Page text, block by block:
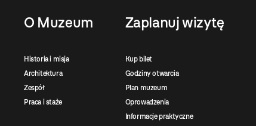
O Muzeum
Historia i misja
Architektura
Zespół
Praca i staże
Zaplanuj wizytę
Kup bilet
Godziny otwarcia
Plan muzeum
Oprowadzenia
Informacje praktyczne